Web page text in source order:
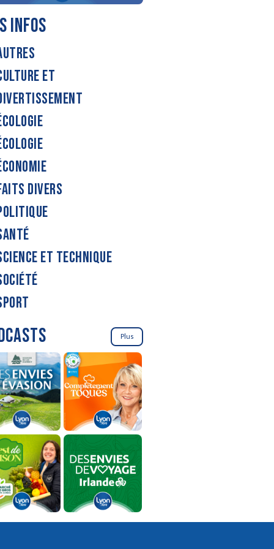
INFOS
ET
DIVERS
ET TECHNIQUE
Plus